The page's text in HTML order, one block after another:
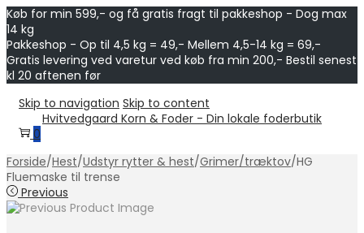
Køb for min 599,- og få gratis fragt til pakkeshop - Dog max
14 kg
Pakkeshop - Op til 4,5 kg = 49,- Mellem 4,5-14 kg = 69,-
Gratis levering ved varetur ved køb fra min 200,- Bestil senest
kl 20 aftenen før
Skip to navigation Skip to content
Hvitvedgaard Korn & Foder - Din lokale foderbutik
0
Forside/Hest/Udstyr rytter & hest/Grimer/træktov/HG
Fluemaske til trense
Previous